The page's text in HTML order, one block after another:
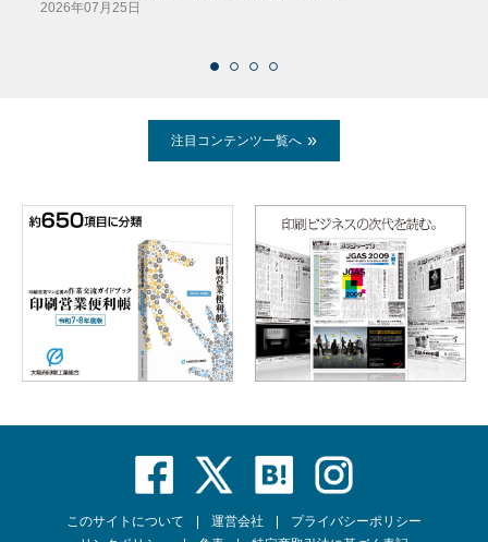
2026年07月25日
注目コンテンツ一覧へ
このサイトについて 運営会社
プライバシーポリシー